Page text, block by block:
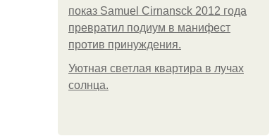
показ Samuel Cirnansck 2012 года
превратил подиум в манифест
против принуждения.
Уютная светлая квартира в лучах
солнца.